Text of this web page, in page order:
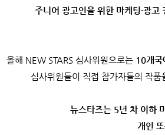
주니어 광고인을 위한 마케팅·광
올해 NEW STARS 심사위원으로는 10개국
심사위원들이 직접 참가자들의 작
뉴스타즈는 5년 차 이하
개인